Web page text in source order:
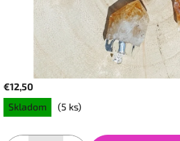
€12,50
Jednotková
cena:
Skladom (5 ks)